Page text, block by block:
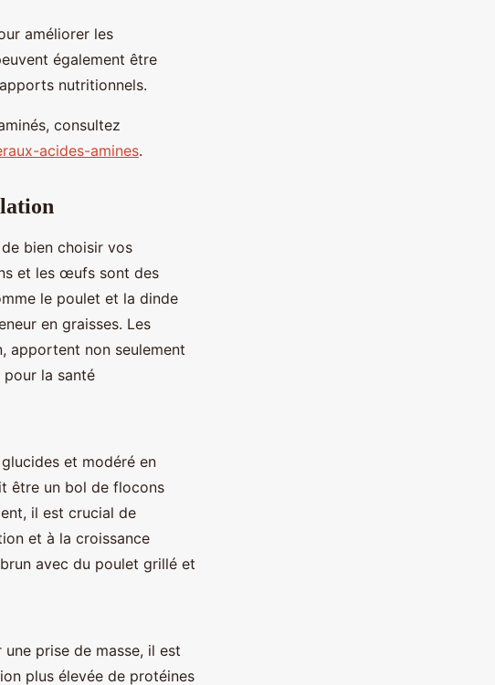
améliorer les
également être
nutritionnels.
consultez
acides-amines.
bien choisir vos
et les œufs sont des
le poulet et la dinde
en graisses. Les
apportent non seulement
la santé
et modéré en
être un bol de flocons
il est crucial de
et à la croissance
avec du poulet grillé et
prise de masse, il est
plus élevée de protéines